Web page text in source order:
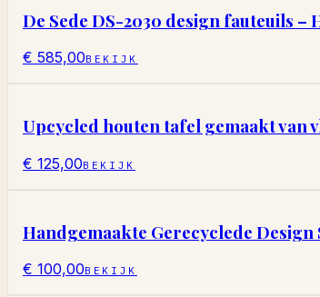
De Sede DS-2030 design fauteuils –
€ 585,00BEKIJK
Upcycled houten tafel gemaakt van
€ 125,00BEKIJK
Handgemaakte Gerecyclede
€ 100,00BEKIJK